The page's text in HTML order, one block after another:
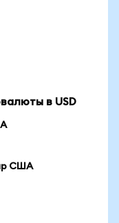
в USD
США